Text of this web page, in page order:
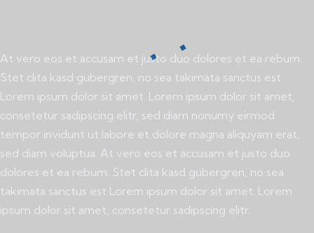
At vero eos et accusam et justo duo dolores et ea rebum.
Stet clita kasd gubergren, no sea takimata sanctus est
Lorem ipsum dolor sit amet. Lorem ipsum dolor sit amet,
consetetur sadipscing elitr, sed diam nonumy eirmod
tempor invidunt ut labore et dolore magna aliquyam erat,
sed diam voluptua. At vero eos et accusam et justo duo
dolores et ea rebum. Stet clita kasd gubergren, no sea
takimata sanctus est Lorem ipsum dolor sit amet. Lorem
ipsum dolor sit amet, consetetur sadipscing elitr.